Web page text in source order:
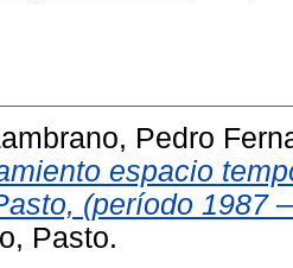
Pedro
espacio
(período 1987
Pasto.